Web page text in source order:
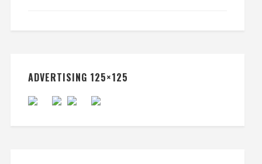
ADVERTISING 125×125